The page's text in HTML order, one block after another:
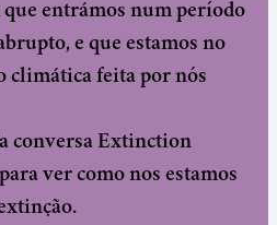
entrámos num período
e que estamos no
climática feita por nós
conversa Extinction
ver como nos estamos